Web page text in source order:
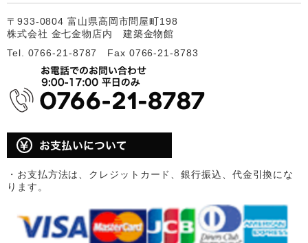
〒933-0804 富山県高岡市問屋町198
株式会社 金七金物店内 建築金物館
Tel. 0766-21-8787 Fax 0766-21-8783
・お支払方法は、クレジットカード、銀行振込、代金引換にな
ります。